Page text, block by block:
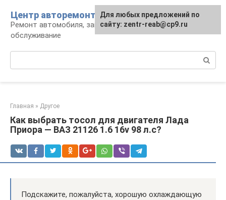
контенту
Центр авторемонта
Ремонт автомобиля, запчасти и
обслуживание
Главная » Другое
Как выбрать тосол для двигателя Лада
Приора — ВАЗ 21126 1.6 16v 98 л.с?
Подскажите, пожалуйста, хорошую охлаждающую
Для любых предложений по
сайту: zentr-reab@cp9.ru